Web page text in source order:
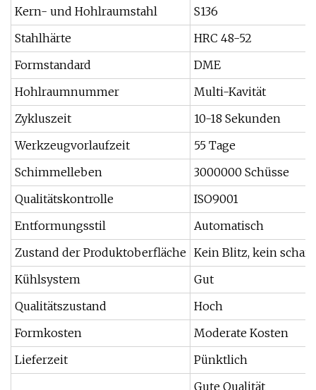
Kern- und Hohlraumstahl
S136
Stahlhärte
HRC 48-52
Formstandard
DME
Hohlraumnummer
Multi-Kavität
Zykluszeit
10-18 Sekunden
Werkzeugvorlaufzeit
55 Tage
Schimmelleben
3000000 Schüsse
Qualitätskontrolle
ISO9001
Entformungsstil
Automatisch
Zustand der Produktoberfläche Kein Blitz, kein
Kühlsystem
Gut
Qualitätszustand
Hoch
Formkosten
Moderate Kosten
Lieferzeit
Pünktlich
Gute Qualität